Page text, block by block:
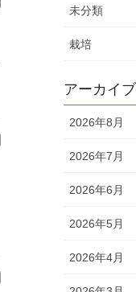
未分類
栽培
アーカイブ
2026年8月
2026年7月
2026年6月
2026年5月
2026年4月